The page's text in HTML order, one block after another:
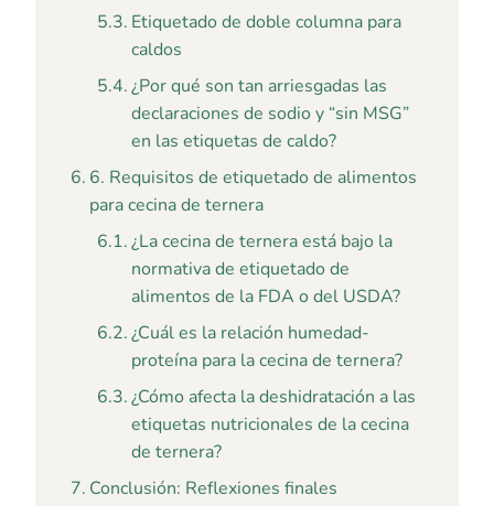
Etiquetado de doble columna para
caldos
¿Por qué son tan arriesgadas las
declaraciones de sodio y “sin MSG”
en las etiquetas de caldo?
6. Requisitos de etiquetado de alimentos
para cecina de ternera
¿La cecina de ternera está bajo la
normativa de etiquetado de
alimentos de la FDA o del USDA?
¿Cuál es la relación humedad-
proteína para la cecina de ternera?
¿Cómo afecta la deshidratación a las
etiquetas nutricionales de la cecina
de ternera?
Conclusión: Reflexiones finales